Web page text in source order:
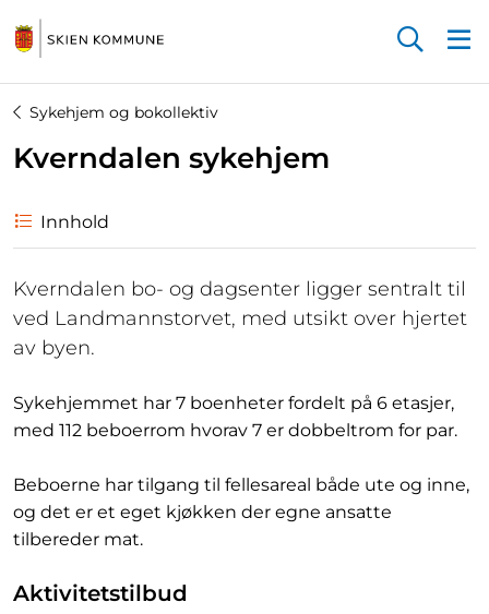
Sykehjem og bokollektiv
Kverndalen sykehjem
Innhold
Kverndalen bo- og dagsenter ligger sentralt til
ved Landmannstorvet, med utsikt over hjertet
av byen.
Sykehjemmet har 7 boenheter fordelt på 6 etasjer,
med 112 beboerrom hvorav 7 er dobbeltrom for par.
Beboerne har tilgang til fellesareal både ute og inne,
og det er et eget kjøkken der egne ansatte
tilbereder mat.
Aktivitetstilbud